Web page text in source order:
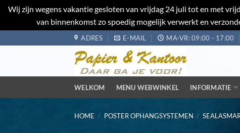
Wij zijn wegens vakantie gesloten van vrijdag 24 juli tot en met
van binnenkomst zo spoedig mogelijk verwerkt en
naar
ADRES E-MAIL MA-VR: 09:00 - 17:00
WELKOM MENU WEBWINKEL INFORMATIE
HOME / POSTER OPHANGSYSTEMEN /